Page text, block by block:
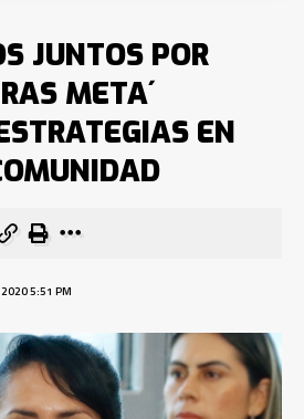
JUNTOS POR
META´
EN
2020 5:51 PM